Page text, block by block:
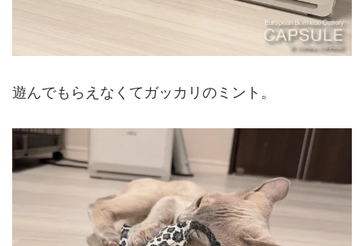
遊んでもらえなくてガッカリのミント。